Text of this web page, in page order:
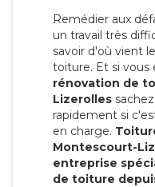
Remédier aux
un travail très
savoir d'où vient
toiture. Et si vous
rénovation de
Lizerolles
rapidement si
en charge.
Montescourt-
entreprise
de toiture